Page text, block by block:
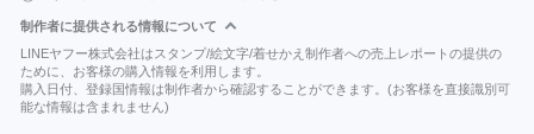
制作者に提供される情報について
LINEヤフー株式会社はスタンプ/絵文字/着せかえ制作者への売上レポートの提供の
ために、お客様の購入情報を利用します。
購入日付、登録国情報は制作者から確認することができます。(お客様を直接識別可
能な情報は含まれません)